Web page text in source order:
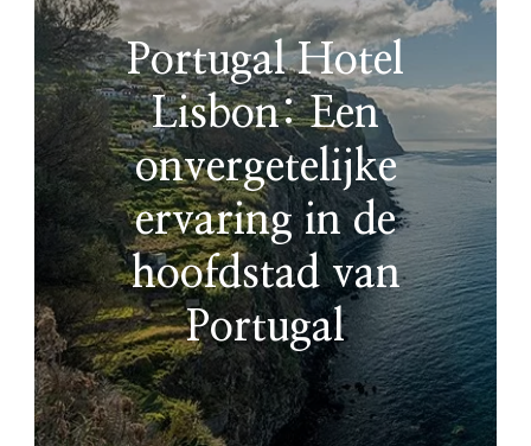
Portugal Hotel
Lisbon: Een
onvergetelijke
ervaring in de
hoofdstad van
Portugal